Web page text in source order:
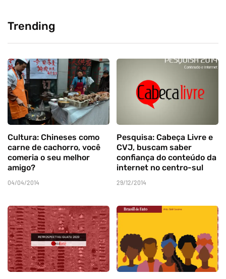
Trending
Cultura: Chineses como
carne de cachorro, você
comeria o seu melhor
amigo?
04/04/2014
Pesquisa: Cabeça Livre e
CVJ, buscam saber
confiança do conteúdo da
internet no centro-sul
29/12/2014